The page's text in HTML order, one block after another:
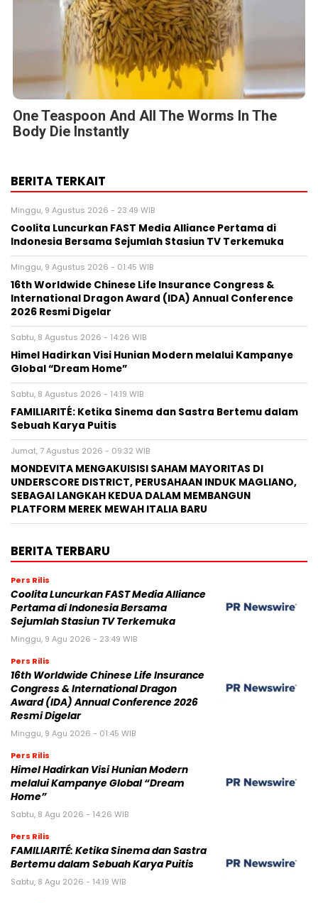
One Teaspoon And All The Worms In The
Body Die Instantly
BERITA TERKAIT
Minggu, 9 Agustus 2026 - 23:49 WIB
Coolita Luncurkan FAST Media Alliance Pertama di
Indonesia Bersama Sejumlah Stasiun TV Terkemuka
Minggu, 9 Agustus 2026 - 01:45 WIB
16th Worldwide Chinese Life Insurance Congress &
International Dragon Award (IDA) Annual Conference
2026 Resmi Digelar
Sabtu, 8 Agustus 2026 - 14:26 WIB
Himel Hadirkan Visi Hunian Modern melalui Kampanye
Global “Dream Home”
Sabtu, 8 Agustus 2026 - 14:19 WIB
FAMILIARITÉ: Ketika Sinema dan Sastra Bertemu dalam
Sebuah Karya Puitis
Jumat, 7 Agustus 2026 - 09:32 WIB
MONDEVITA MENGAKUISISI SAHAM MAYORITAS DI
UNDERSCORE DISTRICT, PERUSAHAAN INDUK MAGLIANO,
SEBAGAI LANGKAH KEDUA DALAM MEMBANGUN
PLATFORM MEREK MEWAH ITALIA BARU
BERITA TERBARU
Pers Rilis
Coolita Luncurkan FAST Media Alliance
Pertama di Indonesia Bersama
Sejumlah Stasiun TV Terkemuka
Minggu, 9 Agu 2026 - 23:49 WIB
Pers Rilis
16th Worldwide Chinese Life Insurance
Congress & International Dragon
Award (IDA) Annual Conference 2026
Resmi Digelar
Minggu, 9 Agu 2026 - 01:45 WIB
Pers Rilis
Himel Hadirkan Visi Hunian Modern
melalui Kampanye Global “Dream
Home”
Sabtu, 8 Agu 2026 - 14:26 WIB
Pers Rilis
FAMILIARITÉ: Ketika Sinema dan Sastra
Bertemu dalam Sebuah Karya Puitis
Sabtu, 8 Agu 2026 - 14:19 WIB